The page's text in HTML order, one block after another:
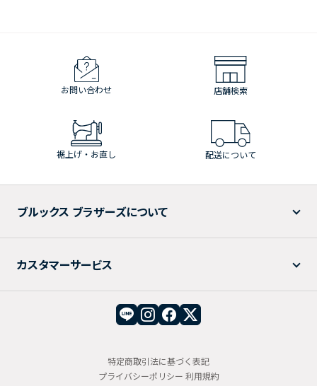
お問い合わせ 店舗検索
裾上げ・お直し 配送について
ブルックス ブラザーズについて
カスタマーサービス
特定商取引法に基づく表記
プライバシーポリシー 利用規約